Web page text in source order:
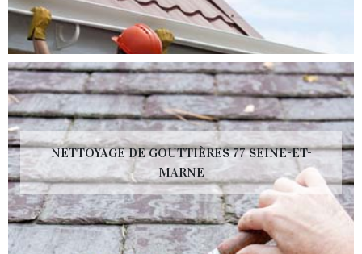
NETTOYAGE DE GOUTTIÈRES 77 SEINE-ET-
MARNE